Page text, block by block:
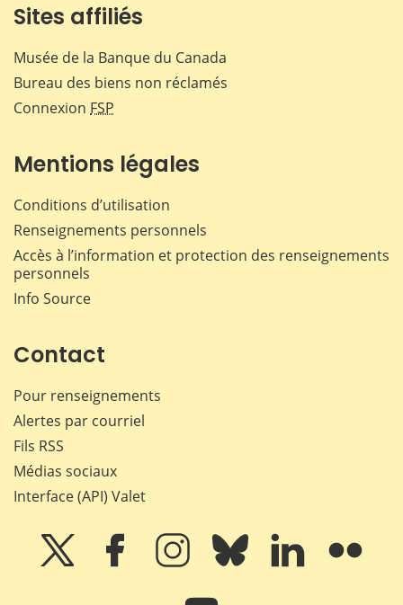
Sites affiliés
Musée de la Banque du Canada
Bureau des biens non réclamés
Connexion FSP
Mentions légales
Conditions d’utilisation
Renseignements personnels
Accès à l’information et protection des renseignements
personnels
Info Source
Contact
Pour renseignements
Alertes par courriel
Fils RSS
Médias sociaux
Interface (API) Valet